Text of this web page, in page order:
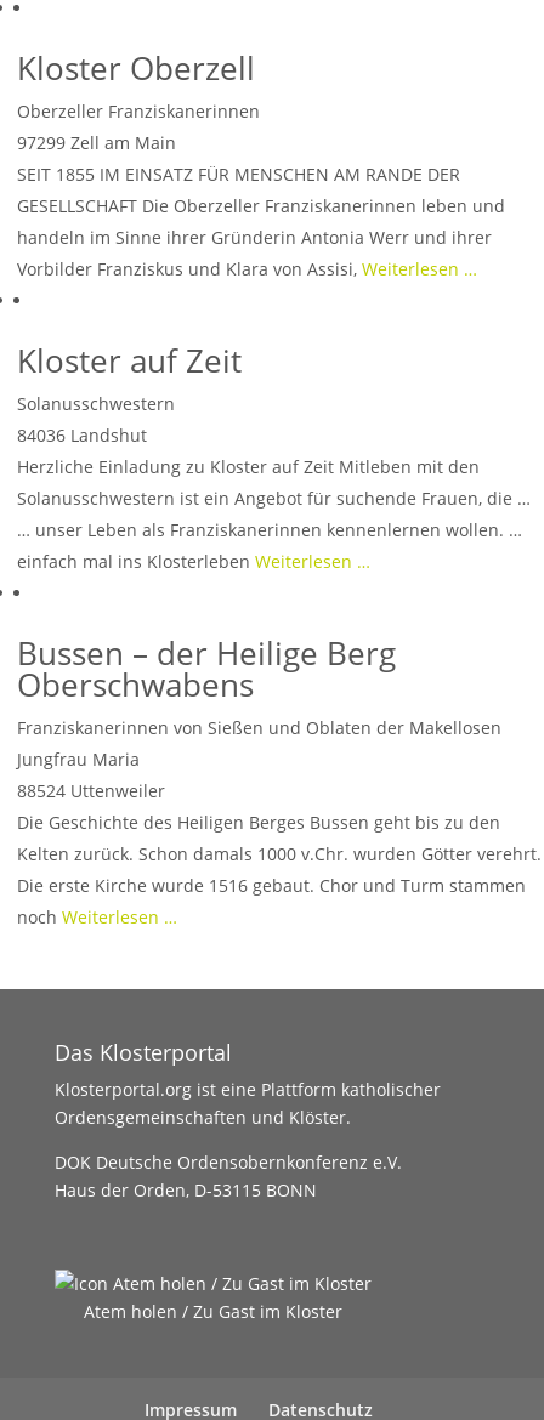
Kloster Oberzell
Oberzeller Franziskanerinnen
97299 Zell am Main
SEIT 1855 IM EINSATZ FÜR MENSCHEN AM RANDE DER
GESELLSCHAFT Die Oberzeller Franziskanerinnen leben und
handeln im Sinne ihrer Gründerin Antonia Werr und ihrer
Vorbilder Franziskus und Klara von Assisi, Weiterlesen …
Kloster auf Zeit
Solanusschwestern
84036 Landshut
Herzliche Einladung zu Kloster auf Zeit Mitleben mit den
Solanusschwestern ist ein Angebot für suchende Frauen, die …
… unser Leben als Franziskanerinnen kennenlernen wollen. …
einfach mal ins Klosterleben Weiterlesen …
Bussen – der Heilige Berg
Oberschwabens
Franziskanerinnen von Sießen und Oblaten der Makellosen
Jungfrau Maria
88524 Uttenweiler
Die Geschichte des Heiligen Berges Bussen geht bis zu den
Kelten zurück. Schon damals 1000 v.Chr. wurden Götter verehrt.
Die erste Kirche wurde 1516 gebaut. Chor und Turm stammen
noch Weiterlesen …
Das Klosterportal
Klosterportal.org ist eine Plattform katholischer
Ordensgemeinschaften und Klöster.
DOK Deutsche Ordensobernkonferenz e.V.
Haus der Orden, D-53115 BONN
Atem holen / Zu Gast im Kloster
Impressum Datenschutz